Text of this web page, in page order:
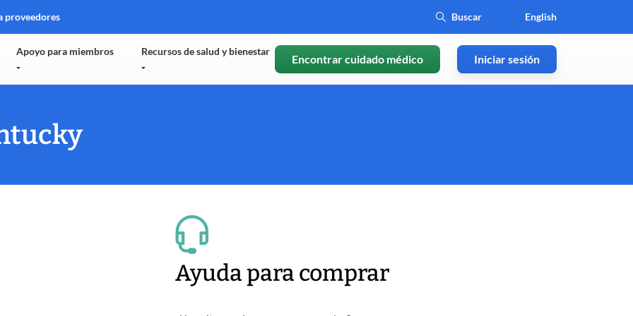
proveedores English
Apoyo para miembros Recursos de salud y bienestar
Encontrar cuidado médico Iniciar sesión
Ayuda para comprar